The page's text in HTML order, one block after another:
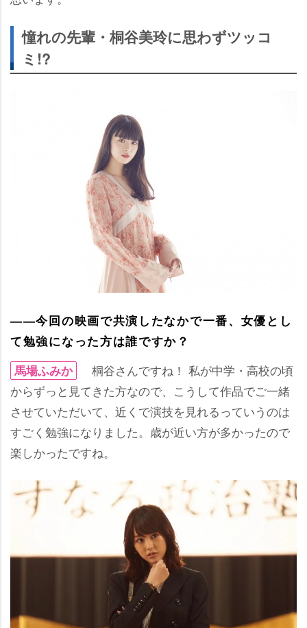
憧れの先輩・桐谷美玲に思わずツッコ
ミ!?
――今回の映画で共演したなかで一番、女優とし
て勉強になった方は誰ですか？
馬場ふみか
桐谷さんですね！ 私が中学・高校の頃
からずっと見てきた方なので、こうして作品でご一緒
させていただいて、近くで演技を見れるっていうのは
すごく勉強になりました。歳が近い方が多かったので
楽しかったですね。